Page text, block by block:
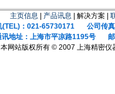
主页信息 产品讯息 | 解决方案 |
(TEL)：021-65730171 公司传真
讯地址：上海市平凉路1195号 邮
本网站版权所有 © 2007 上海精密仪